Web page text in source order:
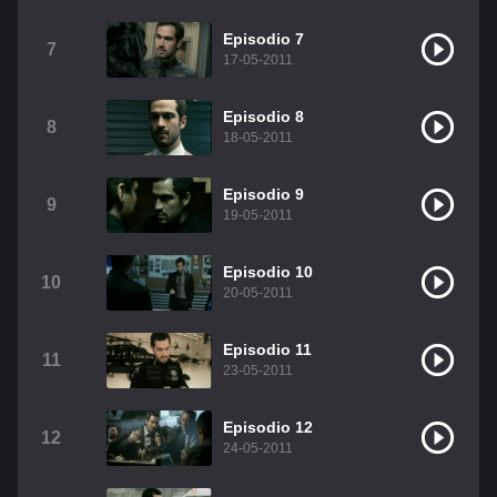
Christian Chavez
Dulce María
RBD Como Assistir Legendado
7
Episodio 7
17-05-2011
8
Episodio 8
18-05-2011
9
Episodio 9
19-05-2011
10
Episodio 10
20-05-2011
11
Episodio 11
23-05-2011
12
Episodio 12
24-05-2011